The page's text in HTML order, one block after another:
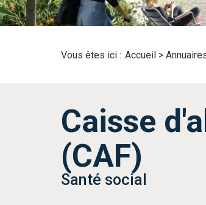
Vous êtes ici : Accueil >
Caisse
(CAF)
Santé social